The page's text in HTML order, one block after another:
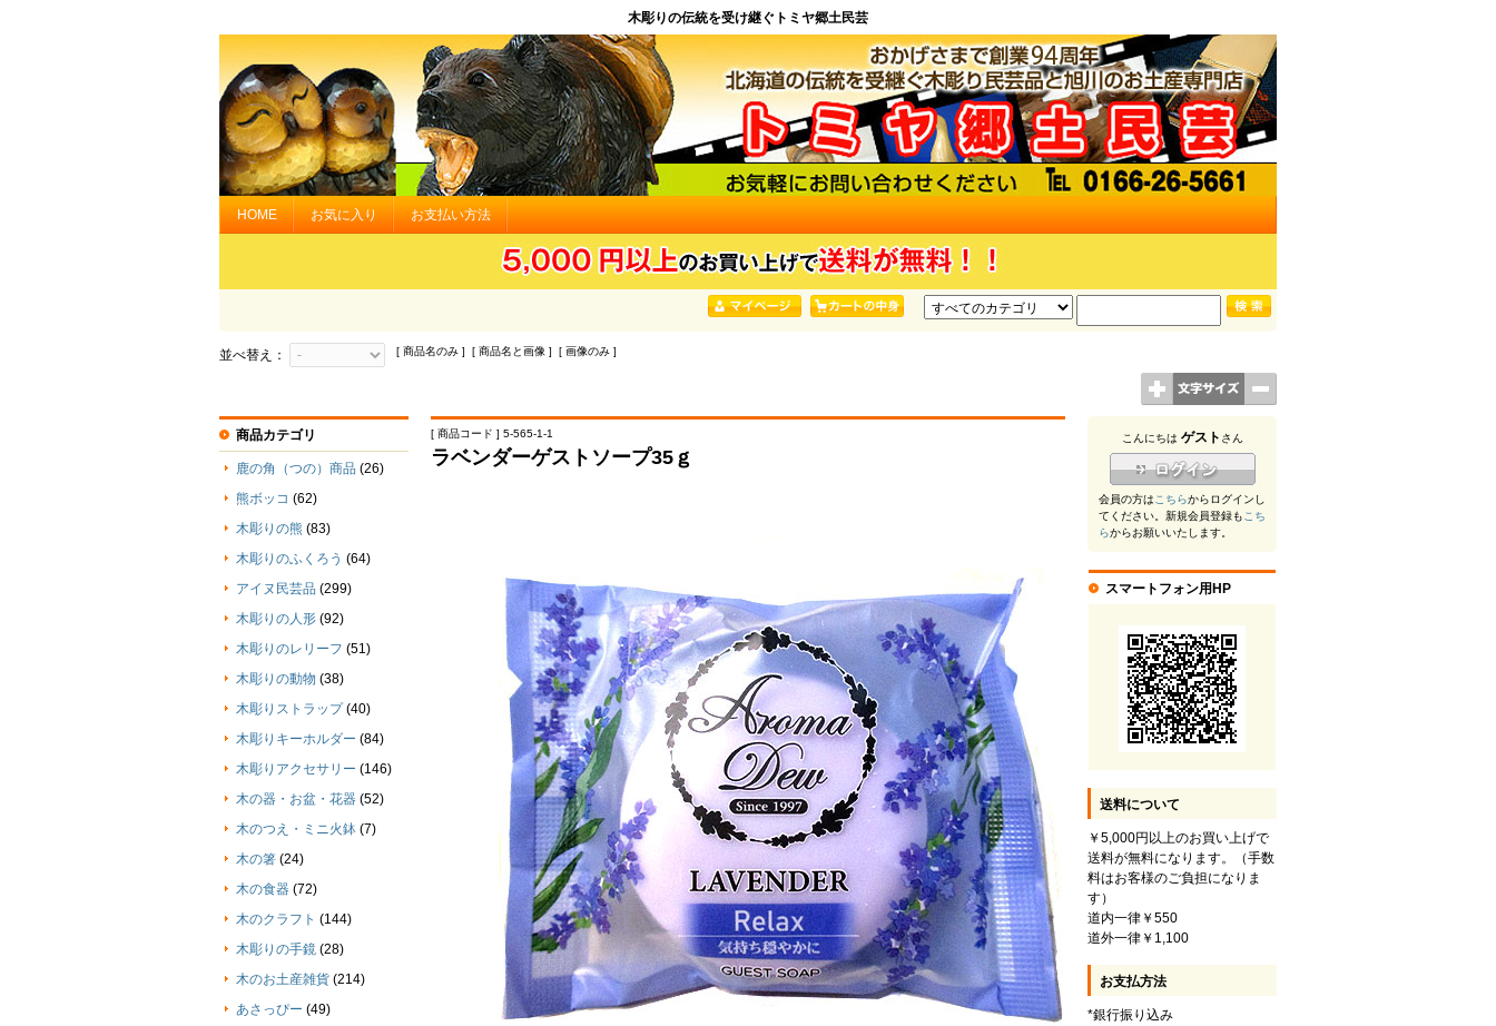
木彫りの伝統を受け継ぐトミヤ郷土民芸
HOME お気に入り お支払い方法
並べ替え： [ 商品名のみ ] [ 商品名と画像 ] [ 画像のみ ]
[ 商品コード ] 5-565-1-1
ラベンダーゲストソープ35ｇ
商品カテゴリ
鹿の角（つの）商品 (26)
熊ボッコ (62)
木彫りの熊 (83)
木彫りのふくろう (64)
アイヌ民芸品 (299)
木彫りの人形 (92)
木彫りのレリーフ (51)
木彫りの動物 (38)
木彫りストラップ (40)
木彫りキーホルダー (84)
木彫りアクセサリー (146)
木の器・お盆・花器 (52)
木のつえ・ミニ火鉢 (7)
木の箸 (24)
木の食器 (72)
木のクラフト (144)
木彫りの手鏡 (28)
木のお土産雑貨 (214)
あさっぴー (49)
こんにちは ゲスト さん
会員の方はこちらからログインし
てください。新規会員登録もこち
らからお願いいたします。
スマートフォン用HP
送料について
￥5,000円以上のお買い上げで
送料が無料になります。（手数
料はお客様のご負担になりま
す）
道内一律￥550
道外一律￥1,100
お支払方法
*銀行振り込み